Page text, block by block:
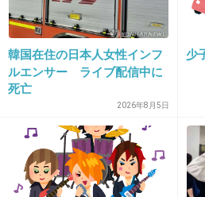
赤ちゃんが授かりたいです
年齢も高いから自然には中
いけれど、やっぱり自分達
いな…
33. 匿名 2013/07/02(火) 05:32:29
韓国在住の日本人女性インフ
ルエンサー ライブ配信中に
死亡
2026年8月5日
少